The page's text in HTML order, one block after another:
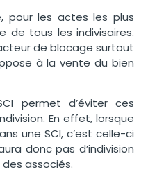
pour les actes les plus
de tous les indivisaires.
de blocage surtout
à la vente du bien
permet d’éviter ces
En effet, lorsque
une SCI, c’est celle-ci
donc pas d’indivision
associés.